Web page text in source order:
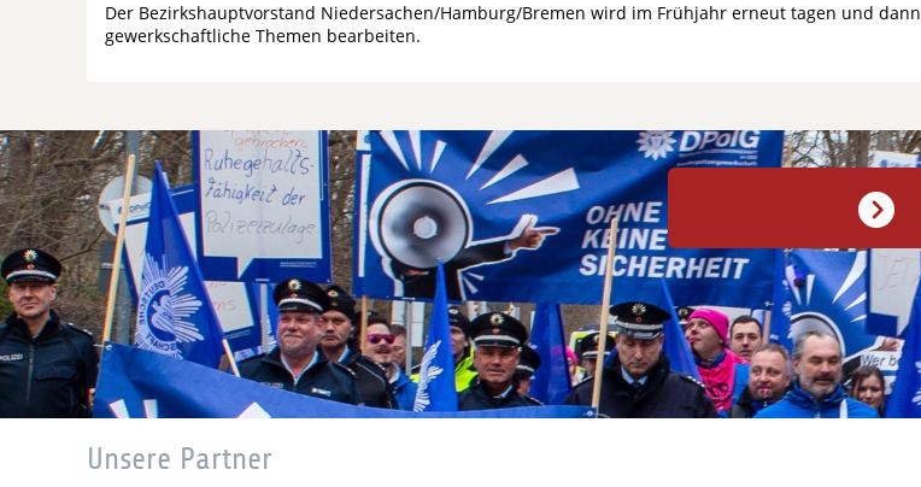
Der Bezirkshauptvorstand Niedersachen/Hamburg/Bremen wird im Frühjahr erneut tagen und
gewerkschaftliche Themen bearbeiten.
Unsere Partner